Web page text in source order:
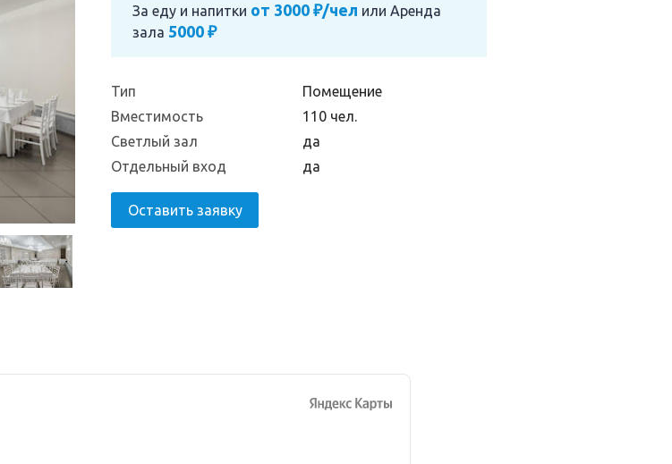
За еду и напитки от 3000 ₽/чел или Аренда
зала 5000 ₽
Тип
Помещение
Вместимость
110 чел.
Светлый зал
да
Отдельный вход
да
Оставить заявку